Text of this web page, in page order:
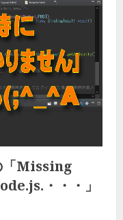
「Missing
・・・」